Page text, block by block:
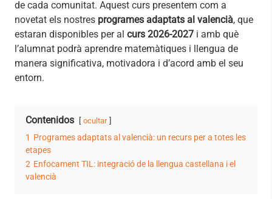
de cada comunitat. Aquest curs presentem com a
novetat els nostres programes adaptats al valencià, que
estaran disponibles per al curs 2026-2027 i amb què
l’alumnat podrà aprendre matemàtiques i llengua de
manera significativa, motivadora i d’acord amb el seu
entorn.
Contenidos ocultar
1 Programes adaptats al valencià: un recurs per a totes les
etapes
2 Enfocament TIL: integració de la llengua castellana i el
valencià